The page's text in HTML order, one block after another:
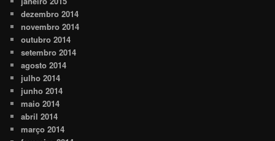
dezembro 2014
novembro 2014
outubro 2014
setembro 2014
agosto 2014
julho 2014
junho 2014
maio 2014
abril 2014
março 2014